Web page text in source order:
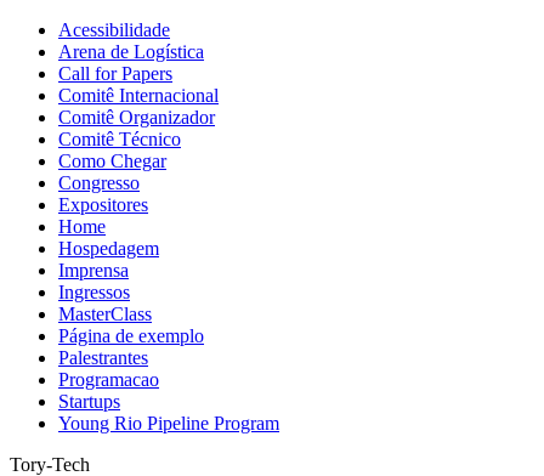
Acessibilidade
Arena de Logística
Call for Papers
Comitê Internacional
Comitê Organizador
Comitê Técnico
Como Chegar
Congresso
Expositores
Home
Hospedagem
Imprensa
Ingressos
MasterClass
Página de exemplo
Palestrantes
Programacao
Startups
Young Rio Pipeline Program
Tory-Tech